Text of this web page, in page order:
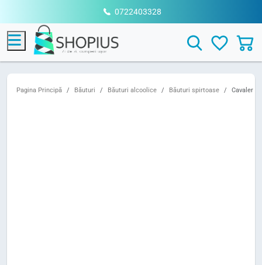
0722403328
Menu Search
Pagina Principă Băuturi Băuturi alcoolice Băuturi spirtoase Cavaler